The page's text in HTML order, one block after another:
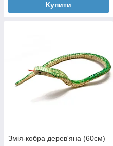
Купити
Змія-кобра дерев'яна (60см)